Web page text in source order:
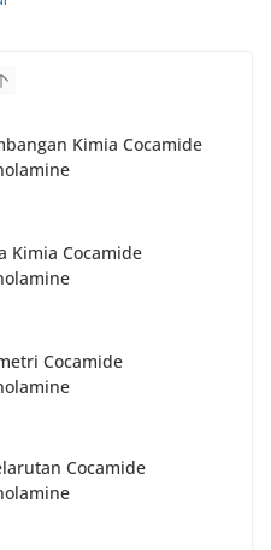
Kimia Cocamide
Kimia Cocamide
Cocamide
Cocamide